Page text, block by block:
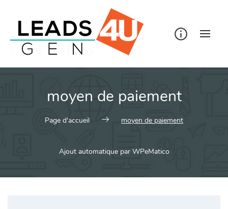
moyen de paiement
Page d'accueil moyen de paiement
Ajout automatique par WPeMatico